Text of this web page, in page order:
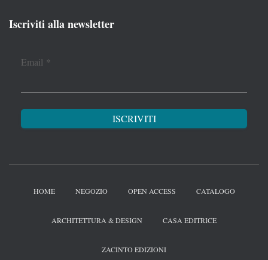
Iscriviti alla newsletter
Email *
HOME NEGOZIO OPEN ACCESS CATALOGO
ARCHITETTURA & DESIGN CASA EDITRICE
ZACINTO EDIZIONI